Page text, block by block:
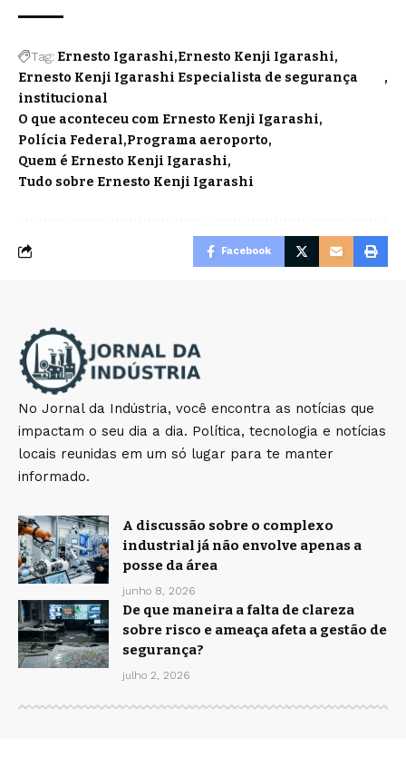
Tag: Ernesto Igarashi Ernesto Kenji Igarashi
Ernesto Kenji Igarashi Especialista de segurança
institucional
O que aconteceu com Ernesto Kenji Igarashi
Polícia Federal Programa aeroporto
Quem é Ernesto Kenji Igarashi
Tudo sobre Ernesto Kenji Igarashi
Facebook
No Jornal da Indústria, você encontra as notícias que
impactam o seu dia a dia. Política, tecnologia e notícias
locais reunidas em um só lugar para te manter
informado.
A discussão sobre o complexo
industrial já não envolve apenas a
posse da área
junho 8, 2026
De que maneira a falta de clareza
sobre risco e ameaça afeta a gestão de
segurança?
julho 2, 2026